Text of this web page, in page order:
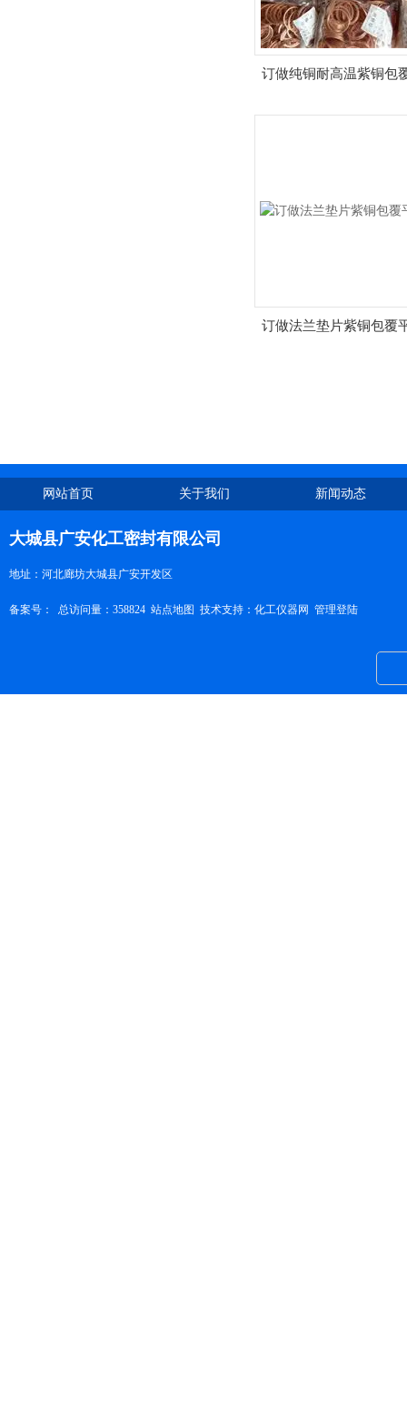
订做纯铜耐高温紫铜包
订做法兰垫片紫铜包覆
网站首页 关于我们 新闻动态
大城县广安化工密封有限公司
地址：河北廊坊大城县广安开发区
备案号： 总访问量：358824 站点地图 技术支持： 化工仪器网 管理登陆